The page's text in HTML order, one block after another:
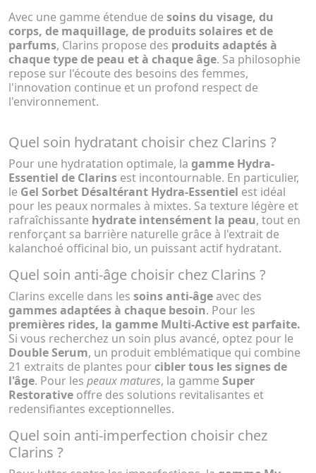
Avec une gamme étendue de soins du visage, du
corps, de maquillage, de produits solaires et de
parfums, Clarins propose des produits adaptés à
chaque type de peau et à chaque âge. Sa philosophie
repose sur l'écoute des besoins des femmes,
l'innovation continue et un profond respect de
l'environnement.
Quel soin hydratant choisir chez Clarins ?
Pour une hydratation optimale, la gamme Hydra-
Essentiel de Clarins est incontournable. En particulier,
le Gel Sorbet Désaltérant Hydra-Essentiel est idéal
pour les peaux normales à mixtes. Sa texture légère et
rafraîchissante hydrate intensément la peau, tout en
renforçant sa barrière naturelle grâce à l'extrait de
kalanchoé officinal bio, un puissant actif hydratant.
Quel soin anti-âge choisir chez Clarins ?
Clarins excelle dans les soins anti-âge avec des
gammes adaptées à chaque besoin. Pour les
premières rides, la gamme Multi-Active est parfaite.
Si vous recherchez un soin plus avancé, optez pour le
Double Serum, un produit emblématique qui combine
21 extraits de plantes pourcibler tous les signes de
l'âge. Pour les peaux matures, la gamme Super
Restorative offre des solutions revitalisantes et
redensifiantes exceptionnelles.
Quel soin anti-imperfection choisir chez
Clarins ?